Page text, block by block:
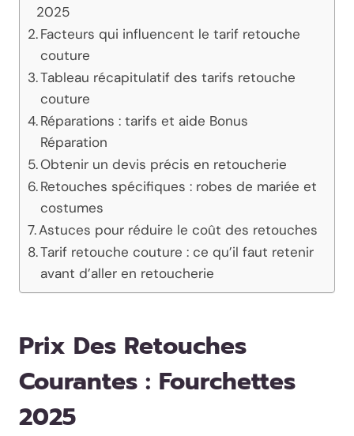
2025
Facteurs qui influencent le tarif retouche
couture
Tableau récapitulatif des tarifs retouche
couture
Réparations : tarifs et aide Bonus
Réparation
Obtenir un devis précis en retoucherie
Retouches spécifiques : robes de mariée et
costumes
Astuces pour réduire le coût des retouches
Tarif retouche couture : ce qu’il faut retenir
avant d’aller en retoucherie
Prix Des Retouches
Courantes : Fourchettes
2025